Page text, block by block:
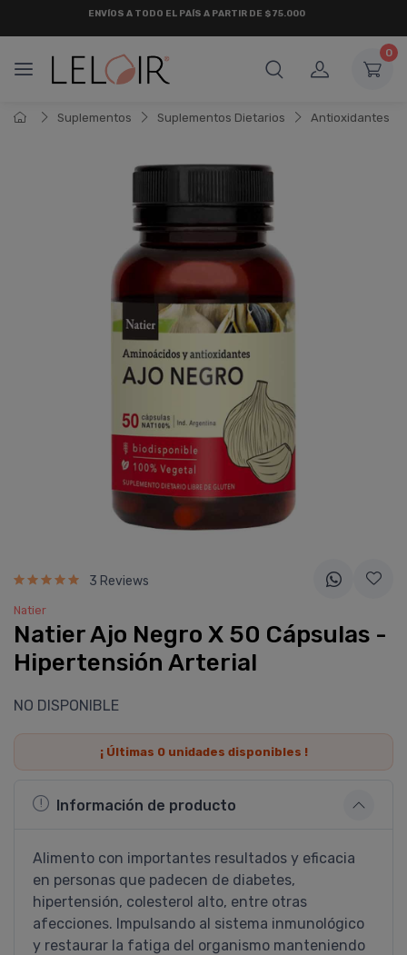
0
Suplementos Suplementos Dietarios Antioxidantes
3 Reviews
Natier
Natier Ajo Negro X 50 Cápsulas -
Hipertensión Arterial
NO DISPONIBLE
¡ Últimas 0unidades disponibles !
Información de producto
Alimento con importantes resultados y eficacia
en personas que padecen de diabetes,
hipertensión, colesterol alto, entre otras
afecciones. Impulsando al sistema inmunológico
y restaurar la fatiga del organismo manteniendo